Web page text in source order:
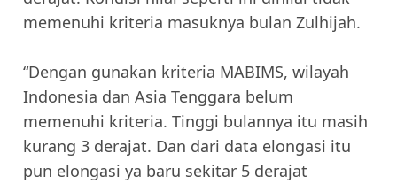
memenuhi kriteria masuknya bulan Zulhijah.
“Dengan gunakan kriteria MABIMS, wilayah
Indonesia dan Asia Tenggara belum
memenuhi kriteria. Tinggi bulannya itu masih
kurang 3 derajat. Dan dari data elongasi itu
pun elongasi ya baru sekitar 5 derajat